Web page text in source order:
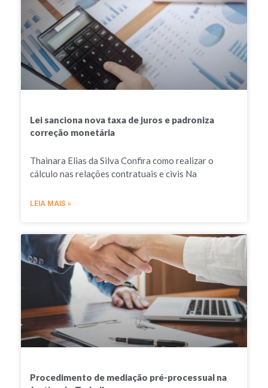
Lei sanciona nova taxa de juros e padroniza
correção monetária
Thainara Elias da Silva Confira como realizar o
cálculo nas relações contratuais e civis Na
LEIA MAIS »
Procedimento de mediação pré-processual na